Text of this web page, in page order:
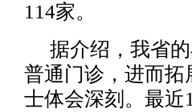
114家。
据介绍，我省
普通门诊，进而
士体会深刻。最近